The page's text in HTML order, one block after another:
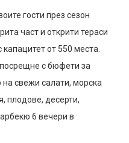
гости през сезон
част и открити тераси
от 550 места.
с бюфети за
на свежи салати, морска
плодове, десерти,
6 вечери в